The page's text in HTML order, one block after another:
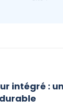
intégré :